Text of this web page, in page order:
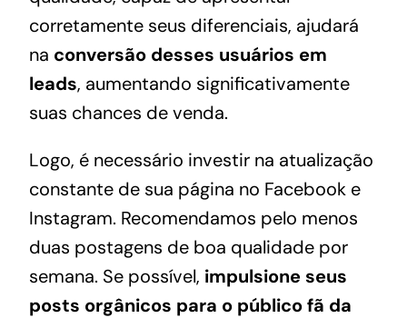
corretamente seus diferenciais, ajudará
na conversão desses usuários em
leads, aumentando significativamente
suas chances de venda.
Logo, é necessário investir na atualização
constante de sua página no Facebook e
Instagram. Recomendamos pelo menos
duas postagens de boa qualidade por
semana. Se possível, impulsione seus
posts orgânicos para o público fã da